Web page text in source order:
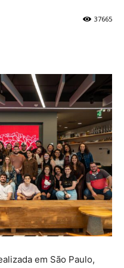
37665
em São Paulo,